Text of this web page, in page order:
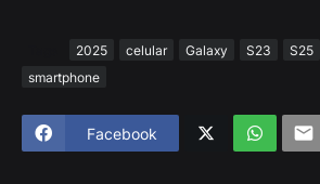
2025 celular Galaxy S23 S25
smartphone
Facebook